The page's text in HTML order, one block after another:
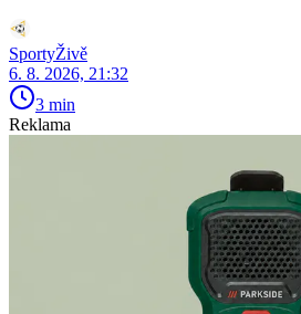
SportyŽivě
6. 8. 2026, 21:32
3 min
Reklama